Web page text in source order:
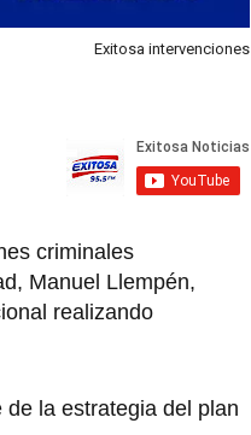
Exitosa intervenciones
criminales
Manuel Llempén,
realizando
la estrategia del plan